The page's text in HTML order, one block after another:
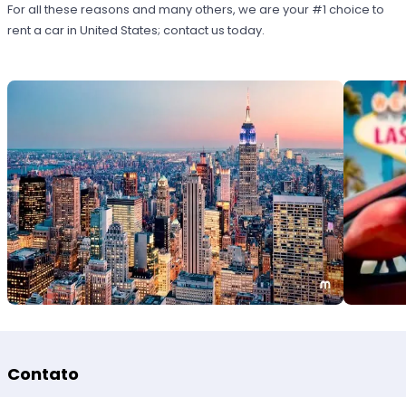
For all these reasons and many others, we are your #1 choice to
rent a car in United States; contact us today.
Contato